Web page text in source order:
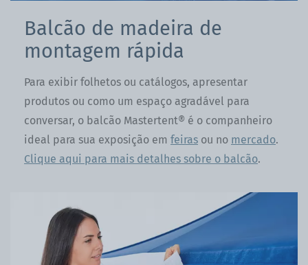
Balcão de madeira de
montagem rápida
Para exibir folhetos ou catálogos, apresentar
produtos ou como um espaço agradável para
conversar, o balcão Mastertent® é o companheiro
ideal para sua exposição em feiras ou no mercado.
Clique aqui para mais detalhes sobre o balcão.